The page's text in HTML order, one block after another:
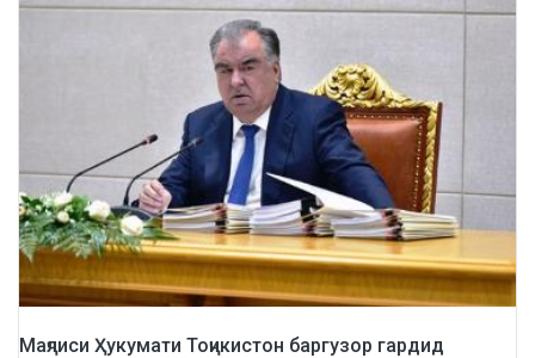
Маҷлиси Ҳукумати Тоҷикистон баргузор гардид